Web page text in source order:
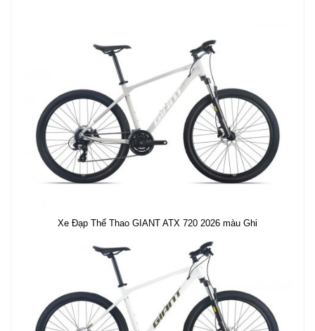
Xe Đạp Thể Thao GIANT ATX 720 2026 màu Ghi